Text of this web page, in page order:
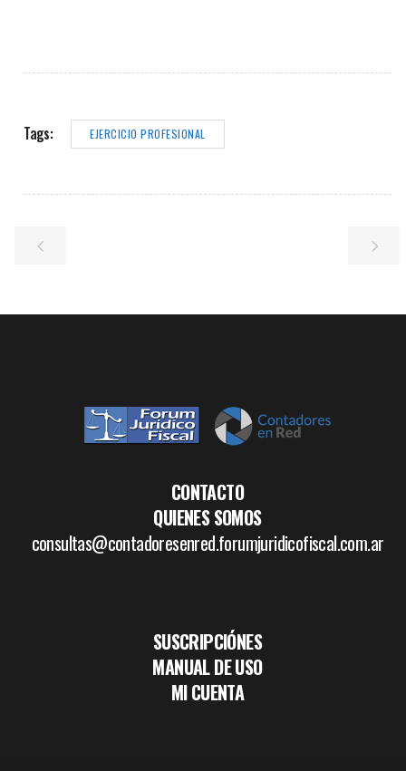
Tags: EJERCICIO PROFESIONAL
CONTACTO
QUIENES SOMOS
consultas@contadoresenred.forumjuridicofiscal.com.ar
SUSCRIPCIÓNES
MANUAL DE USO
MI CUENTA